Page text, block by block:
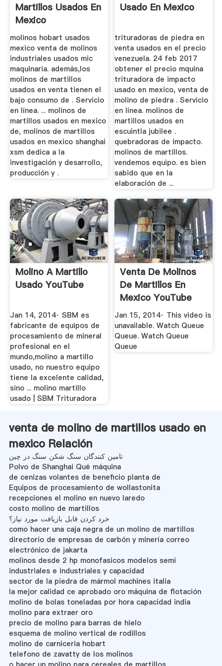
Martillos Usados En
Mexico
molinos hobart usados
mexico venta de molinos
industriales usados mic
maquinaria. además,los
molinos de martillos
usados en venta tienen el
bajo consumo de . Servicio
en línea. ... molinos de
martillos usados en mexico
de, molinos de martillos
usados en mexico shanghai
xsm dedica a la
investigación y desarrollo,
producción y .
Usado En Mexico
trituradoras de piedra en
venta usados en el precio
venezuela. 24 feb 2017
obtener el precio mquina
trituradora de impacto
usado en mexico, venta de
molino de piedra . Servicio
en línea. molinos de
martillos usados en
escuintla jubilee .
quebradoras de impacto.
molinos de martillos.
vendemos equipo. es bien
sabido que en la
elaboración de ...
Molino A Martillo
Usado YouTube
Jan 14, 2014· SBM es
fabricante de equipos de
procesamiento de mineral
profesional en el
mundo,molino a martillo
usado, no nuestro equipo
tiene la excelente calidad,
sino ... molino martillo
usado | SBM Trituradora
Venta De Molinos
De Martillos En
Mexico YouTube
Jan 15, 2014· This video is
unavailable. Watch Queue
Queue. Watch Queue
Queue
venta de molino de martillos usado en
mexico Relación
تامین کنندگان سنگ شکن سنگ در چین
Polvo de Shanghai Qué máquina
de cenizas volantes de beneficio planta de
Equipos de procesamiento de wollastonita
recepciones el molino en nuevo laredo
costo molino de martillos
خرد کردن قابل بازیافت مورد نیاز؟
como hacer una caja negra de un molino de martillos
directorio de empresas de carbón y minería correo
electrónico de jakarta
molinos desde 2 hp monofasicos modelos semi
industriales e industriales y capacidad
sector de la piedra de mármol machines italia
la mejor calidad ce aprobado oro máquina de flotación
molino de bolas toneladas por hora capacidad india
molino para extraer oro
precio de molino para barras de hielo
esquema de molino vertical de rodillos
molino de carniceria hobart
telefono de zavatty de los molinos